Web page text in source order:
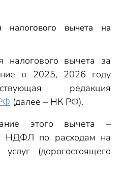
налогового вычета на
налогового вычета за
в 2025, 2026 году
редакция
(далее – НК РФ).
этого вычета –
НДФЛ по расходам на
(дорогостоящего